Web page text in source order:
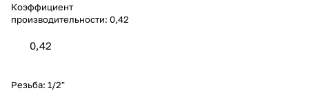
Коэффициент
производительности: 0,42
0,42
Резьба: 1/2"